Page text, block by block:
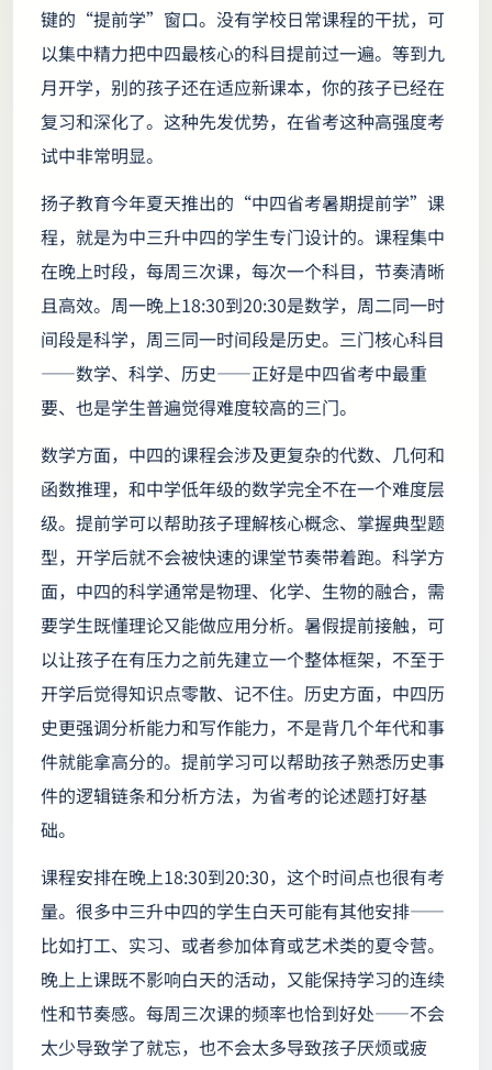
键的“提前学”窗口。没有学校日常课程的干扰，可
以集中精力把中四最核心的科目提前过一遍。等到九
月开学，别的孩子还在适应新课本，你的孩子已经在
复习和深化了。这种先发优势，在省考这种高强度考
试中非常明显。
扬子教育今年夏天推出的“中四省考暑期提前学”课
程，就是为中三升中四的学生专门设计的。课程集中
在晚上时段，每周三次课，每次一个科目，节奏清晰
且高效。周一晚上18:30到20:30是数学，周二同一时
间段是科学，周三同一时间段是历史。三门核心科目
——数学、科学、历史——正好是中四省考中最重
要、也是学生普遍觉得难度较高的三门。
数学方面，中四的课程会涉及更复杂的代数、几何和
函数推理，和中学低年级的数学完全不在一个难度层
级。提前学可以帮助孩子理解核心概念、掌握典型题
型，开学后就不会被快速的课堂节奏带着跑。科学方
面，中四的科学通常是物理、化学、生物的融合，需
要学生既懂理论又能做应用分析。暑假提前接触，可
以让孩子在有压力之前先建立一个整体框架，不至于
开学后觉得知识点零散、记不住。历史方面，中四历
史更强调分析能力和写作能力，不是背几个年代和事
件就能拿高分的。提前学习可以帮助孩子熟悉历史事
件的逻辑链条和分析方法，为省考的论述题打好基
础。
课程安排在晚上18:30到20:30，这个时间点也很有考
量。很多中三升中四的学生白天可能有其他安排——
比如打工、实习、或者参加体育或艺术类的夏令营。
晚上上课既不影响白天的活动，又能保持学习的连续
性和节奏感。每周三次课的频率也恰到好处——不会
太少导致学了就忘，也不会太多导致孩子厌烦或疲